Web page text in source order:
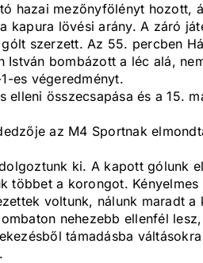
hazai mezőnyfölényt hozott,
kapura lövési arány. A záró
szerzett. Az 55. percben
bombázott a léc alá,
es végeredményt.
elleni összecsapása és a 15.
az M4 Sportnak
ki. A kapott gólunk
többet a korongot.
voltunk, nálunk maradt
nehezebb ellenfél
támadásba